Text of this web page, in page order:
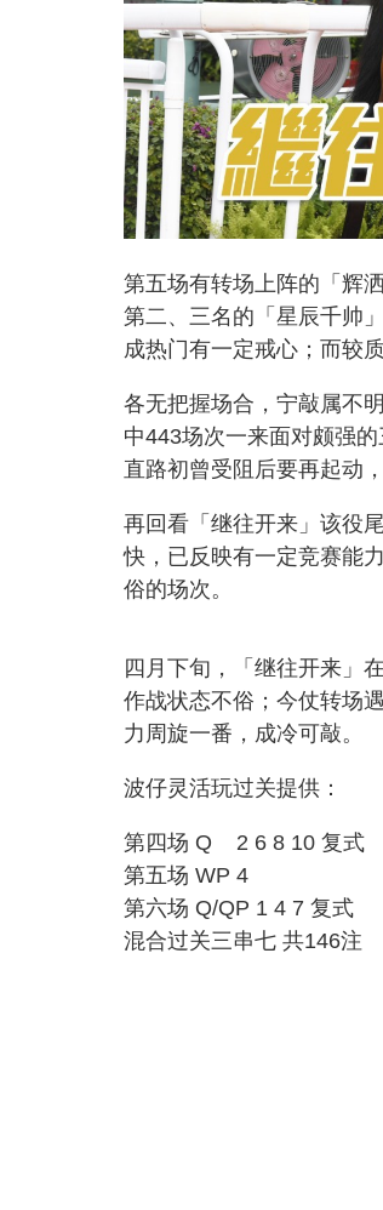
第五场有转场上阵的「辉
第二、三名的「星辰千帅
成热门有一定戒心；而较
各无把握场合，宁敲属不
中443场次一来面对颇强
直路初曾受阻后要再起动
再回看「继往开来」该役
快，已反映有一定竞赛能
俗的场次。
四月下旬，「继往开来」
作战状态不俗；今仗转场
力周旋一番，成冷可敲。
波仔灵活玩过关提供：
第四场 Q 2 6 8 10 复式
第五场 WP 4
第六场 Q/QP 1 4 7 复式
混合过关三串七 共146注